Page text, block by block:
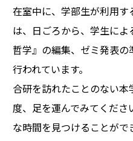
在室中に、学部生が利用
は、日ごろから、学生に
哲学』の編集、ゼミ発表
行われています。
合研を訪れたことのない
度、足を運んでみてくだ
な時間を見つけることがで